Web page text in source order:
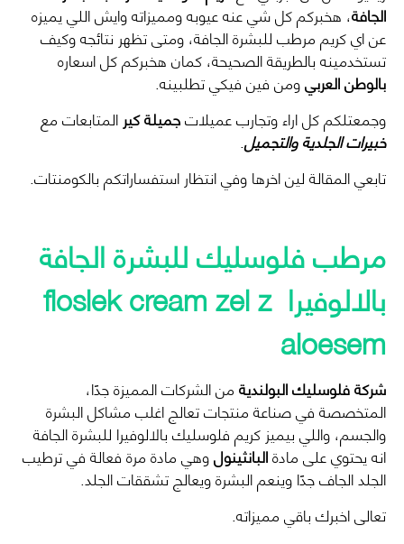
الجافة، هخبركم كل شي عنه عيوبه ومميزاته وايش اللي يميزه
عن اي كريم مرطب للبشرة الجافة، ومتى تظهر نتائجه وكيف
تستخدمينه بالطريقة الصحيحة، كمان هخبركم كل اسعاره
بالوطن العربيومن فين فيكي تطلبينه.
وجمعتلكم كل اراء وتجارب عميلاتجميلة كير المتابعات مع
خبيرات الجلدية والتجميل.
تابعي المقالة لين اخرها وفي انتظار استفساراتكم بالكومنتات.
مرطب فلوسليك للبشرة الجافة
بالالوفيرا floslek cream zel z
aloesem
شركة فلوسليك البولنديةمن الشركات المميزة جدًا،
المتخصصة في صناعة منتجات تعالج اغلب مشاكل البشرة
والجسم، واللي بيميز كريم فلوسليك بالالوفيرا للبشرة الجافة
انه يحتوي على مادةالبانثينولوهي مادة مرة فعالة في ترطيب
الجلد الجاف جدًا وينعم البشرة ويعالج تشققات الجلد.
تعالى اخبرك باقي مميزاته.